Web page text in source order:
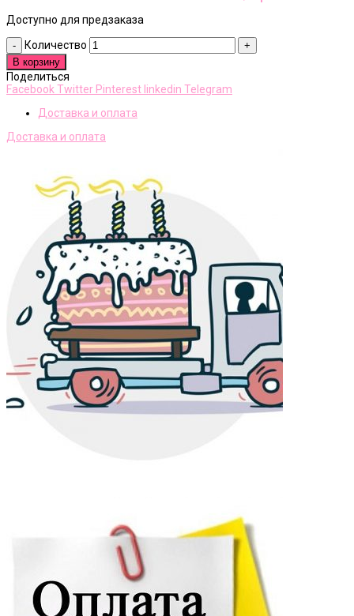
Доступно для предзаказа
Количество
В корзину
Поделиться
Facebook Twitter Pinterest linkedin Telegram
Доставка и оплата
Доставка и оплата